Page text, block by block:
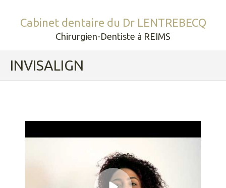
Cabinet dentaire du Dr LENTREBECQ
Chirurgien-Dentiste à REIMS
INVISALIGN